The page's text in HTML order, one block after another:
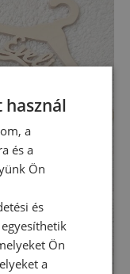
használ
a
és a
Ön
és
Ön
a